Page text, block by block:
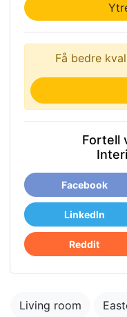
Få bedre
Fortell
Facebook
LinkedIn
Reddit
Living room